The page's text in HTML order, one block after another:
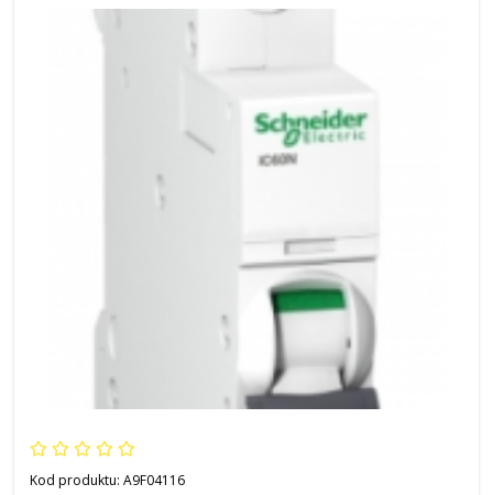
Kod produktu: A9F04116